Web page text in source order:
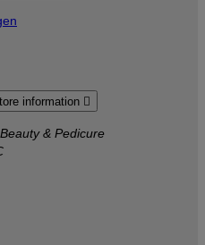
information 
& Pedicure